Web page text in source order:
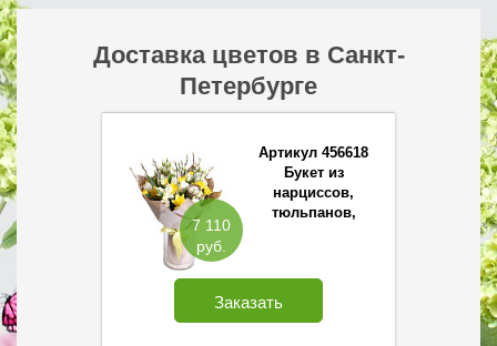
Доставка цветов в Санкт-
Петербурге
7 110
руб.
Артикул 456618
Букет из
нарциссов,
тюльпанов,
Заказать